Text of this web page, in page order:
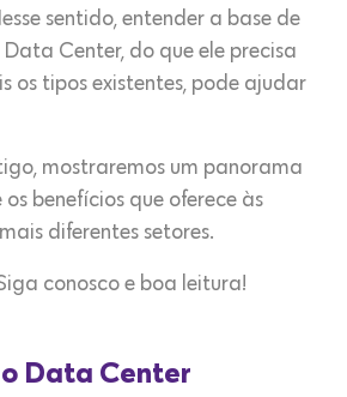
sentido, entender a base de
Center, do que ele precisa
os tipos existentes, pode ajudar
mostraremos um panorama
benefícios que oferece às
diferentes setores.
conosco e boa leitura!
Data Center